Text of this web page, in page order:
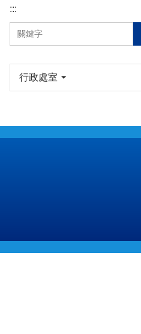
:::
行政處室